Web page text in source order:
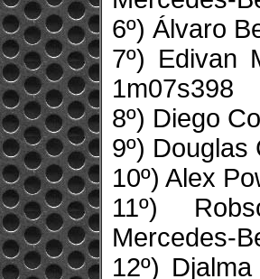
6º) Álvaro
7º) Edivan
1m07s398
8º) Diego
9º)
10º) Alex
11º)
Mercedes-
12º)